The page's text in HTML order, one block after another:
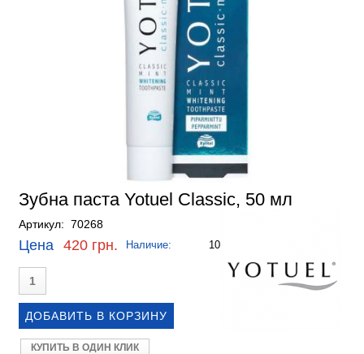
Зубна паста Yotuel Classiс, 50 мл
Артикул: 70268
Цена 420 грн. Наличие: 10
КУПИТЬ В ОДИН КЛИК